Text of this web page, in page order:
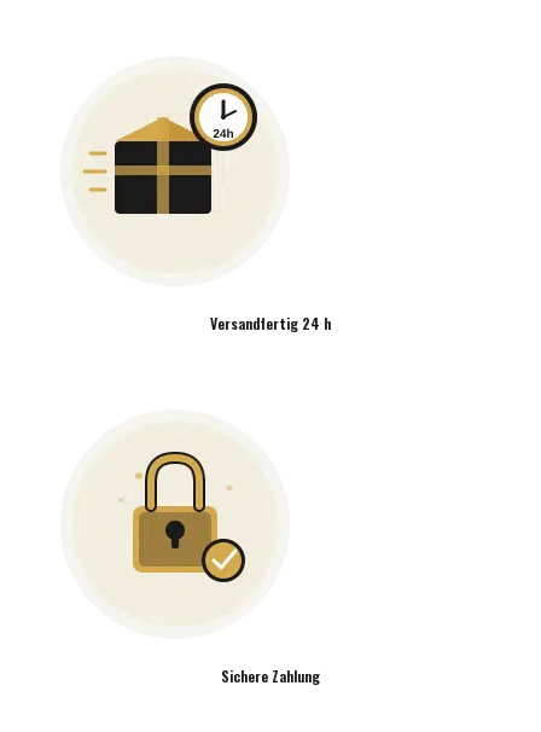
Versandfertig 24 h
Sichere Zahlung